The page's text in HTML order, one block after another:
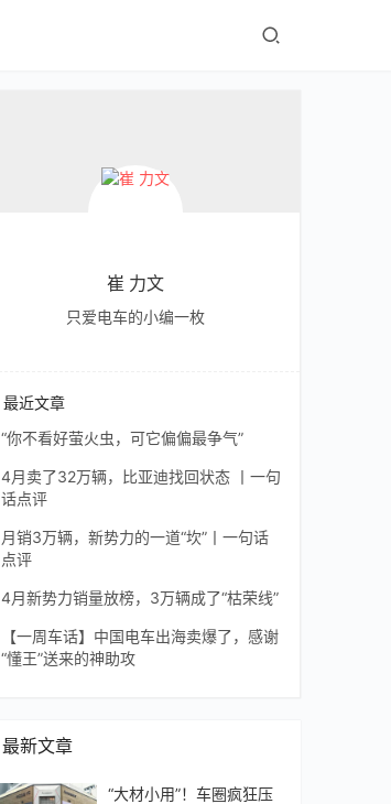
崔 力文
只爱电车的小编一枚
最近文章
“你不看好萤火虫，可它偏偏最争气”
4月卖了32万辆，比亚迪找回状态 丨一句
话点评
月销3万辆，新势力的一道“坎”丨一句话
点评
4月新势力销量放榜，3万辆成了“枯荣线”
【一周车话】中国电车出海卖爆了，感谢
“懂王”送来的神助攻
最新文章
“大材小用”！车圈疯狂压